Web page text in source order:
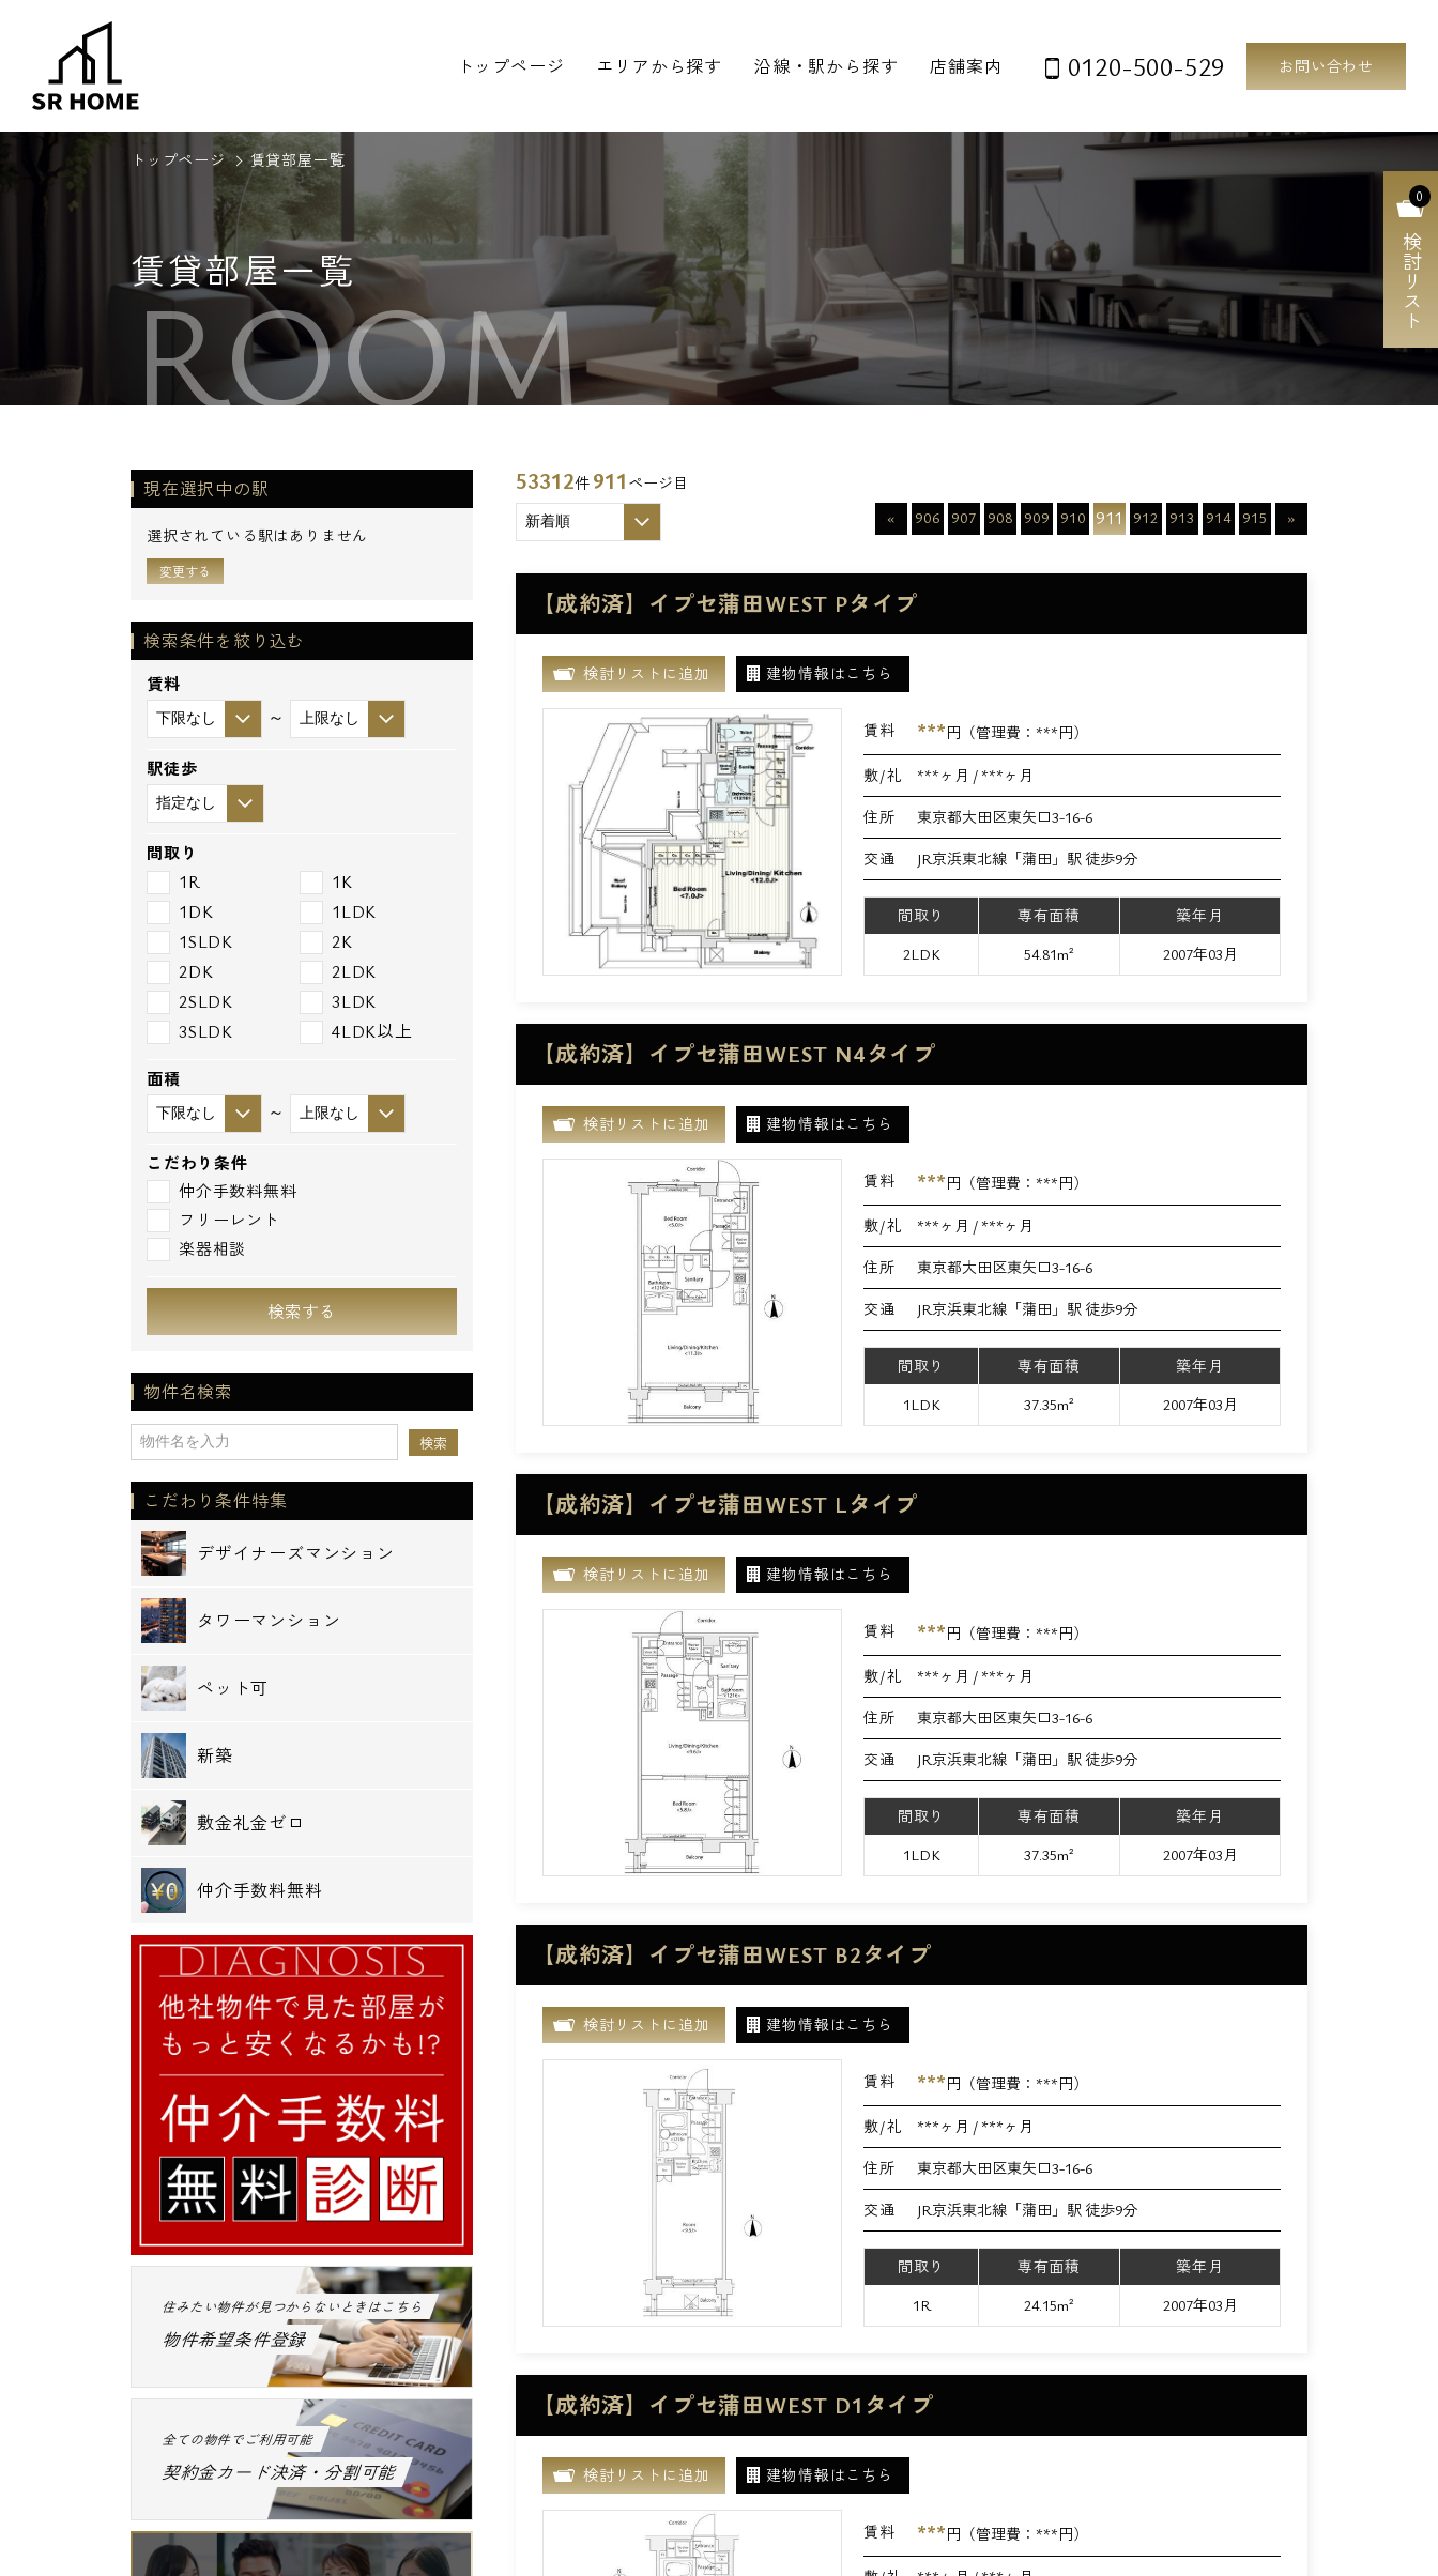
トップページ エリアから探す 沿線・駅から探す 店舗案内 0120-500-529 お問い合わせ
0
検討リスト
トップページ 賃貸部屋一覧
賃貸部屋一覧
ROOM
53312件 911 ページ目
«
906 907 908 909 910 911 912 913 914 915 »
【成約済】イプセ蒲田WEST Pタイプ
検討リストに追加 建物情報はこちら
賃料 ***円（管理費： ***円）
敷/礼 ***ヶ月 / ***ヶ月
住所 東京都大田区東矢口3-16-6
交通 JR京浜東北線「蒲田」駅 徒歩9分
間取り 専有面積
築年月
2LDK
54.81m² 2007年03月
【成約済】イプセ蒲田WEST N4タイプ
検討リストに追加 建物情報はこちら
賃料 ***円（管理費： ***円）
敷/礼 ***ヶ月 / ***ヶ月
住所 東京都大田区東矢口3-16-6
交通 JR京浜東北線「蒲田」駅 徒歩9分
間取り 専有面積
築年月
1LDK
37.35m² 2007年03月
【成約済】イプセ蒲田WEST Lタイプ
検討リストに追加 建物情報はこちら
賃料 ***円（管理費： ***円）
敷/礼 ***ヶ月 / ***ヶ月
住所 東京都大田区東矢口3-16-6
交通 JR京浜東北線「蒲田」駅 徒歩9分
間取り 専有面積
築年月
1LDK
37.35m² 2007年03月
【成約済】イプセ蒲田WEST B2タイプ
検討リストに追加 建物情報はこちら
賃料 ***円（管理費： ***円）
敷/礼 ***ヶ月 / ***ヶ月
住所 東京都大田区東矢口3-16-6
交通 JR京浜東北線「蒲田」駅 徒歩9分
間取り 専有面積
築年月
1R
24.15m² 2007年03月
【成約済】イプセ蒲田WEST D1タイプ
検討リストに追加 建物情報はこちら
賃料 ***円（管理費： ***円）
現在選択中の駅
選択されている駅はありません
変更する
検索条件を絞り込む
賃料
～
駅徒歩
間取り
1R
1K
1DK
1LDK
1SLDK
2K
2DK
2LDK
2SLDK
3LDK
3SLDK
4LDK以上
面積
～
こだわり条件
仲介手数料無料
フリーレント
楽器相談
検索する
物件名検索
こだわり条件特集
デザイナーズマンション
タワーマンション
ペット可
新築
敷金礼金ゼロ
仲介手数料無料
住みたい物件が見つからないときはこちら
物件希望条件登録
全ての物件でご利用可能
契約金カード決済・分割可能